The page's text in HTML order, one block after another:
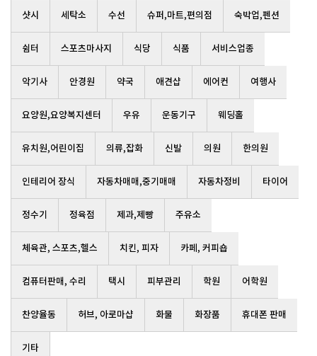
샷시 세탁소 수선 슈퍼,마트,편의점 숙박업,펜션
쉼터 스포츠마사지 식당 식품 서비스업종
악기사 안경원 약국 애견샵 에어컨 여행사
요양원,요양복지센터 우유 운동기구 웨딩홀
유치원,어린이집 의류,잡화 신발 의원 한의원
인테리어 장식 자동차매매,중기매매 자동차정비 타이어
정수기 정육점 제과,제빵 주유소
체육관, 스포츠,헬스 치킨, 피자 카페, 커피숍
컴퓨터판매, 수리 택시 피부관리 학원 어학원
찬양율동 허브, 아로마샵 화물 화장품 휴대폰 판매
기타